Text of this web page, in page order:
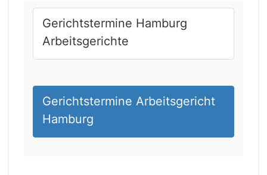
Gerichtstermine Hamburg
Arbeitsgerichte
Gerichtstermine Arbeitsgericht
Hamburg